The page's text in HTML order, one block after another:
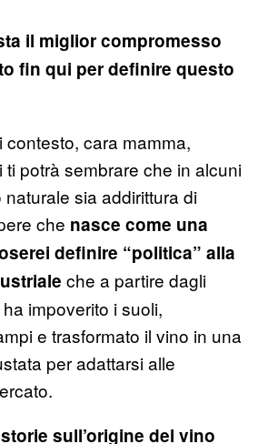
il miglior compromesso
fin qui per definire questo
contesto, cara mamma,
ti potrà sembrare che in alcuni
sia addirittura di
che nasce come una
definire “politica” alla
che a partire dagli
impoverito i suoli,
e trasformato il vino in una
per adattarsi alle
sull’origine del vino